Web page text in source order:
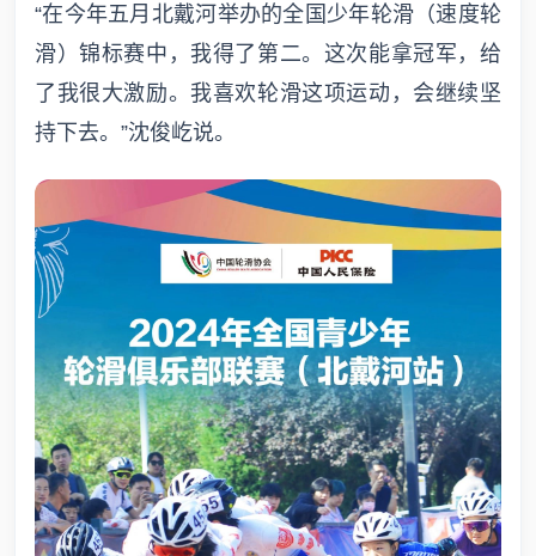
“在今年五月北戴河举办的全国少年轮滑（速度轮
滑）锦标赛中，我得了第二。这次能拿冠军，给
了我很大激励。我喜欢轮滑这项运动，会继续坚
持下去。”沈俊屹说。